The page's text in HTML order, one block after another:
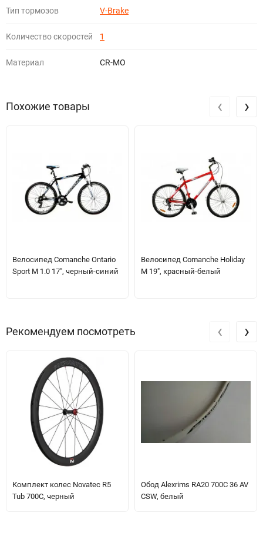
Тип тормозов V-Brake
Количество скоростей 1
Материал CR-MO
Похожие товары
Велосипед Comanche Ontario
Sport M 1.0 17", черный-синий
Велосипед Comanche Holiday
M 19", красный-белый
‹ ›
Рекомендуем посмотреть
Комплект колес Novatec R5
Tub 700C, черный
Обод Alexrims RA20 700C 36 AV
CSW, белый
‹ ›